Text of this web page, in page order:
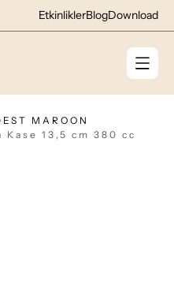
EtkinliklerBlogDownload
MAROON
13,5 cm 380 cc